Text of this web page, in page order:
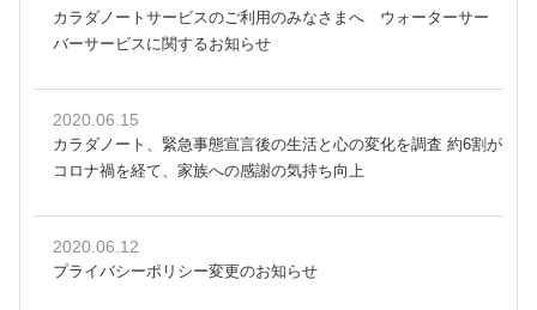
カラダノートサービスのご利用のみなさまへ ウォーターサー
バーサービスに関するお知らせ
2020.06.15
カラダノート、緊急事態宣言後の生活と心の変化を調査 約6割が
コロナ禍を経て、家族への感謝の気持ち向上
2020.06.12
プライバシーポリシー変更のお知らせ